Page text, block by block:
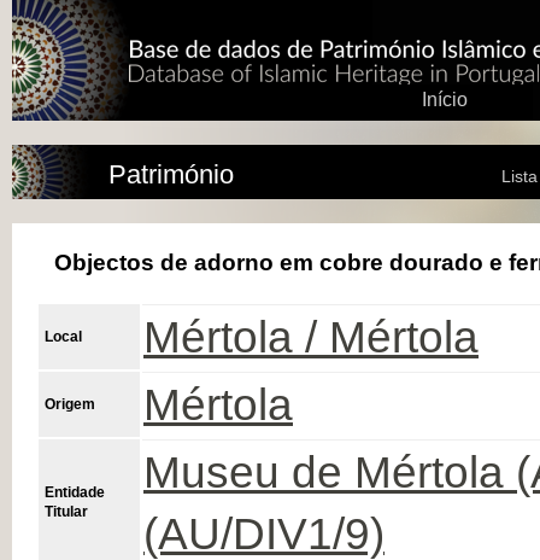
Início
Património
Objectos de adorno em cobre dourado e
Local Mértola / Mértola
Origem Mértola
Entidade
Titular
Museu de Mértola
(AU/DIV1/9)